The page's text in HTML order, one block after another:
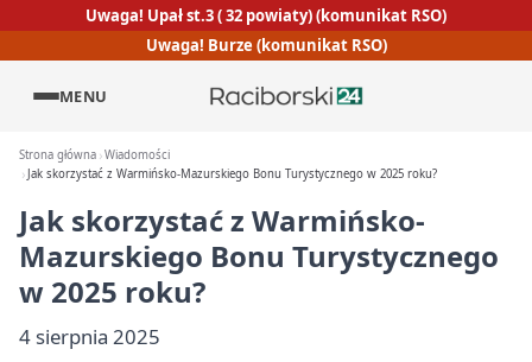
Uwaga! Upał st.3 ( 32 powiaty) (komunikat RSO)
Uwaga! Burze (komunikat RSO)
MENU
Strona główna Wiadomości
Jak skorzystać z Warmińsko-Mazurskiego Bonu Turystycznego w 2025 roku?
Jak skorzystać z Warmińsko-
Mazurskiego Bonu Turystycznego
w 2025 roku?
4 sierpnia 2025